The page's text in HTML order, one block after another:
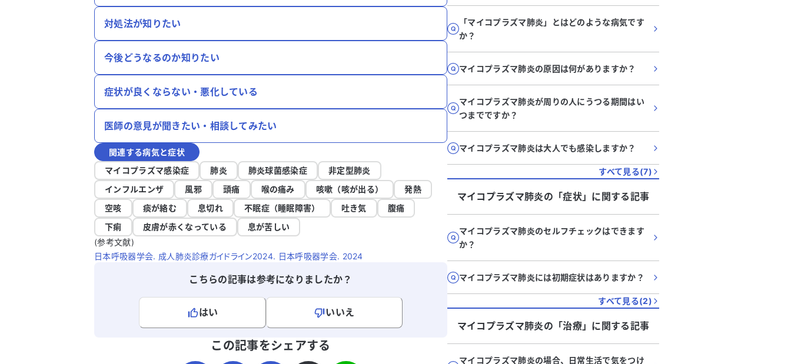
対処法が知りたい
今後どうなるのか知りたい
症状が良くならない・悪化している
医師の意見が聞きたい・相談してみたい
関連する病気と症状
マイコプラズマ感染症
肺炎 肺炎球菌感染症
非定型肺炎
インフルエンザ
風邪 頭痛 喉の痛み 咳嗽（咳が出る）
発熱
空咳
痰が絡む 息切れ 不眠症（睡眠障害） 吐き気
腹痛
下痢
皮膚が赤くなっている
息が苦しい
(参考文献)
日本呼吸器学会. 成人肺炎診療ガイドライン2024. 日本呼吸器学会. 2024
こちらの記事は参考になりましたか？
はい
いいえ
この記事をシェアする
「マイコプラズマ肺炎」とはどのような病気です
か？
マイコプラズマ肺炎の原因は何がありますか？
マイコプラズマ肺炎が周りの人にうつる期間はい
つまでですか？
マイコプラズマ肺炎は大人でも感染しますか？
すべて見る(7)
マイコプラズマ肺炎の「症状」に関する記事
マイコプラズマ肺炎のセルフチェックはできます
か？
マイコプラズマ肺炎には初期症状はありますか？
すべて見る(2)
マイコプラズマ肺炎の「治療」に関する記事
マイコプラズマ肺炎の場合、日常生活で気をつけ